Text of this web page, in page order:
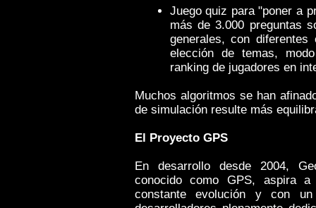
Juego quiz para "poner a
más de 3.000 preguntas
generales, con
elección de temas,
ranking de jugadores en
Muchos algoritmos se han
de simulación resulte más
El Proyecto GPS
En desarrollo desde 2004,
conocido como GPS, aspira
constante evolución y con